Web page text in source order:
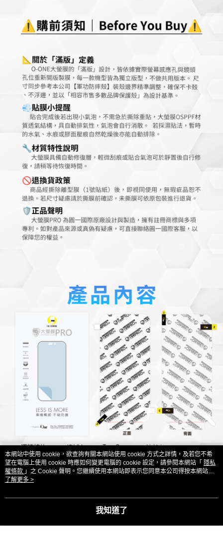
本網站中使用 cookie，欲查詢有關本網站使用 cookie 方式之詳情，及若您不希
望在電腦上使用 cookie 時應如何變更電腦的 cookie 設定，請參閱本網站「 隱私
權條款 」之 Cookie 聲明。您繼續使用本網站即表示您同意本公司得按本網站使
用條款之 Cookie 聲明使用 cookie。
了解更多 >
我知道了